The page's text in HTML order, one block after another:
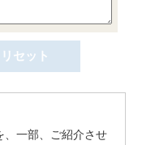
、一部、ご紹介させ